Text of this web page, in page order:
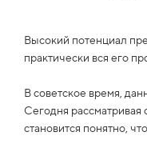
Высокий потенциал
практически вся его
В советское время,
Сегодня рассматривая
становится понятно,